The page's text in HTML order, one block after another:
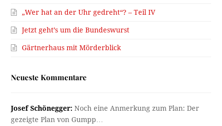
„Wer hat an der Uhr gedreht“? – Teil IV
Jetzt geht’s um die Bundeswurst
Gärtnerhaus mit Mörderblick
Neueste Kommentare
Josef Schönegger: Noch eine Anmerkung zum Plan: Der
gezeigte Plan von Gumpp…